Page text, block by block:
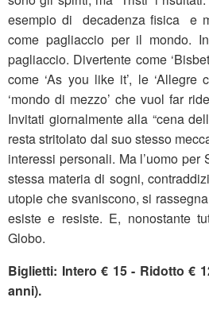
esempio di decadenza fisica e
come pagliaccio per il mondo.
pagliaccio. Divertente come
come ‘As you like it’, le ‘Allegre
‘mondo di mezzo’ che vuol far
Invitati giornalmente alla “cena
resta stritolato dal suo stesso
interessi personali. Ma l’uomo per
stessa materia di sogni,
utopie che svaniscono, si
esiste e resiste. E, nonostante
Globo.
Biglietti: Intero € 15 - Ridotto €
anni).